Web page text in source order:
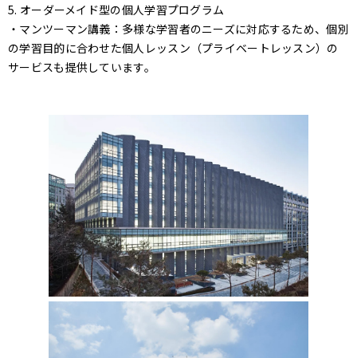
5. オーダーメイド型の個人学習プログラム
・マンツーマン講義：多様な学習者のニーズに対応するため、個別
の学習目的に合わせた個人レッスン（プライベートレッスン）の
サービスも提供しています。